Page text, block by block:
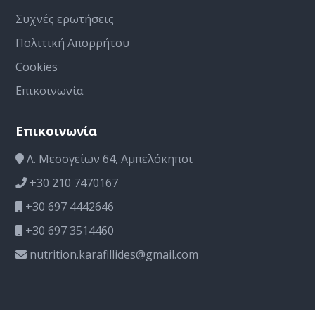
Συχνές ερωτήσεις
Πολιτική Απορρήτου
Cookies
Επικοινωνία
Επικοινωνία
Λ. Μεσογείων 64, Αμπελόκηποι
+30 210 7470167
+30 697 4442646
+30 697 3514460
nutrition.karafillides@gmail.com